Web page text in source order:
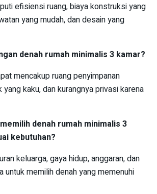
efisiensi ruang, biaya konstruksi yang
yang mudah, dan desain yang
denah rumah minimalis 3 kamar?
mencakup ruang penyimpanan
kaku, dan kurangnya privasi karena
denah rumah minimalis 3
kebutuhan?
keluarga, gaya hidup, anggaran, dan
memilih denah yang memenuhi